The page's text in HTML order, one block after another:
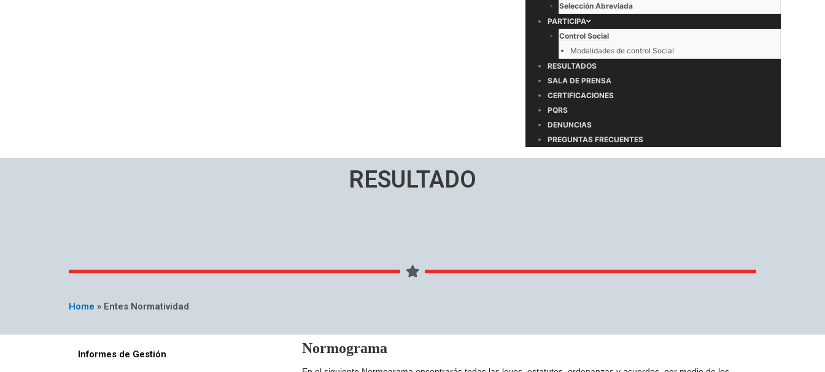
Selección Abreviada
PARTICIPA
Control Social
Modalidades de control Social
RESULTADOS
SALA DE PRENSA
CERTIFICACIONES
PQRS
DENUNCIAS
PREGUNTAS FRECUENTES
RESULTADO
Home » Entes Normatividad
Informes de Gestión Normograma